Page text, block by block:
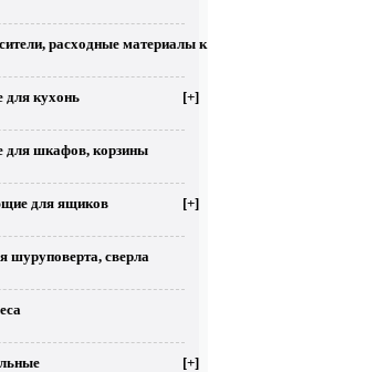
расходные материалы к
для кухонь [+]
для шкафов, корзины
для ящиков [+]
шуруповерта, сверла
[+]